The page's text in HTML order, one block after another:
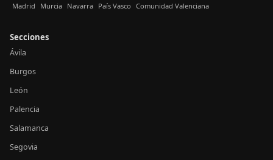
Madrid Murcia Navarra País Vasco Comunidad Valenciana
Secciones
Ávila
Burgos
León
Palencia
Salamanca
Segovia